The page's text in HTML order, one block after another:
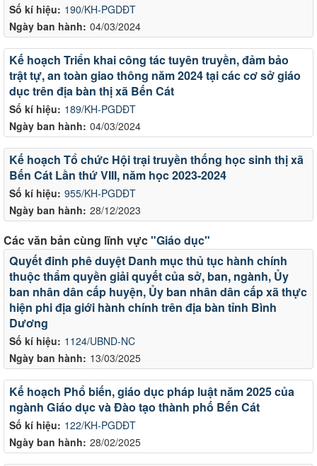
Số kí hiệu: 190/KH-PGDĐT
Ngày ban hành: 04/03/2024
Số kí hiệu: 189/KH-PGDĐT
Ngày ban hành: 04/03/2024
Kế hoạch Triển khai công tác tuyên truyền, đảm bảo
trật tự, an toàn giao thông năm 2024 tại các cơ sở giáo
dục trên địa bàn thị xã Bến Cát
Số kí hiệu: 955/KH-PGDĐT
Ngày ban hành: 28/12/2023
Kế hoạch Tổ chức Hội trại truyền thống học sinh thị xã
Bến Cát Lần thứ VIII, năm học 2023-2024
Các văn bản cùng lĩnh vực"Giáo dục"
Số kí hiệu: 1124/UBND-NC
Ngày ban hành: 13/03/2025
Quyết đinh phê duyệt Danh mục thủ tục hành chính
thuộc thẩm quyền giải quyết của sở, ban, ngành, Ủy
ban nhân dân cấp huyện, Ủy ban nhân dân cấp xã thực
hiện phi địa giới hành chính trên địa bàn tỉnh Bình
Dương
Số kí hiệu: 122/KH-PGDĐT
Ngày ban hành: 28/02/2025
Kế hoạch Phổ biến, giáo dục pháp luật năm 2025 của
ngành Giáo dục và Đào tạo thành phố Bến Cát